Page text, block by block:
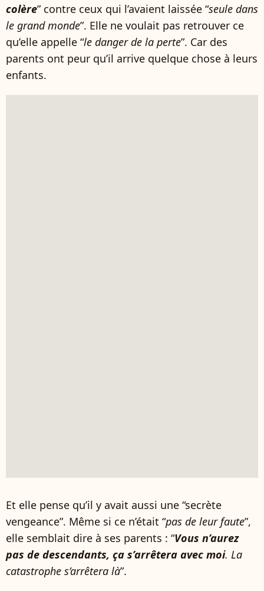
colère” contre ceux qui l’avaient laissée “seule dans
le grand monde”. Elle ne voulait pas retrouver ce
qu’elle appelle “le danger de la perte”. Car des
parents ont peur qu’il arrive quelque chose à leurs
enfants.
Et elle pense qu’il y avait aussi une “secrète
vengeance”. Même si ce n’était “pas de leur faute”,
elle semblait dire à ses parents : “Vous n’aurez
pas de descendants, ça s’arrêtera avec moi. La
catastrophe s’arrêtera là”.